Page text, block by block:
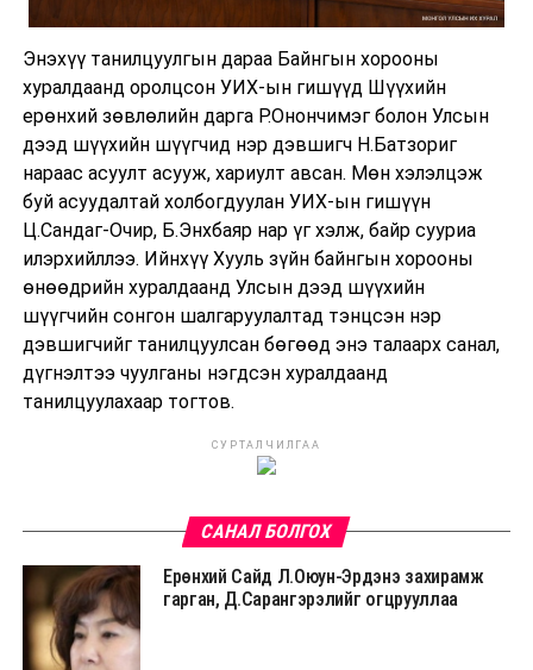
Энэхүү танилцуулгын дараа Байнгын хорооны
хуралдаанд оролцсон УИХ-ын гишүүд Шүүхийн
ерөнхий зөвлөлийн дарга Р.Онончимэг болон Улсын
дээд шүүхийн шүүгчид нэр дэвшигч Н.Батзориг
нараас асуулт асууж, хариулт авсан. Мөн хэлэлцэж
буй асуудалтай холбогдуулан УИХ-ын гишүүн
Ц.Сандаг-Очир, Б.Энхбаяр нар үг хэлж, байр сууриа
илэрхийллээ. Ийнхүү Хууль зүйн байнгын хорооны
өнөөдрийн хуралдаанд Улсын дээд шүүхийн
шүүгчийн сонгон шалгаруулалтад тэнцсэн нэр
дэвшигчийг танилцуулсан бөгөөд энэ талаарх санал,
дүгнэлтээ чуулганы нэгдсэн хуралдаанд
танилцуулахаар тогтов.
СУРТАЛЧИЛГАА
САНАЛ БОЛГОХ
Ерөнхий Сайд Л.Оюун-Эрдэнэ захирамж
гарган, Д.Сарангэрэлийг огцрууллаа